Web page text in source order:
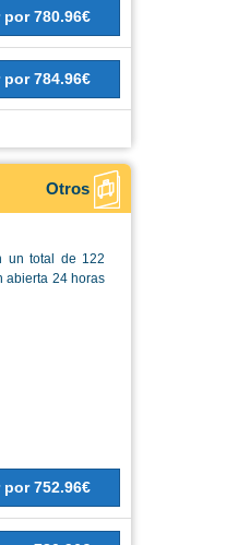
por 780.96€
por 784.96€
Otros
un total de 122
abierta 24 horas
por 752.96€